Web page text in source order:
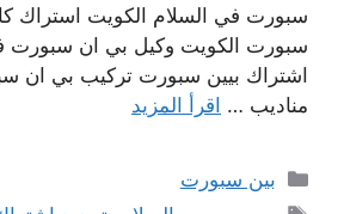
سبورت في السلام الكويت استراك
سبورت الكويت وكيل بي ان سبورت
اشتراك بيين سبورت تركيب بي ان
مناديب … اقرأ المزيد
التصنيفات
بين سبورت